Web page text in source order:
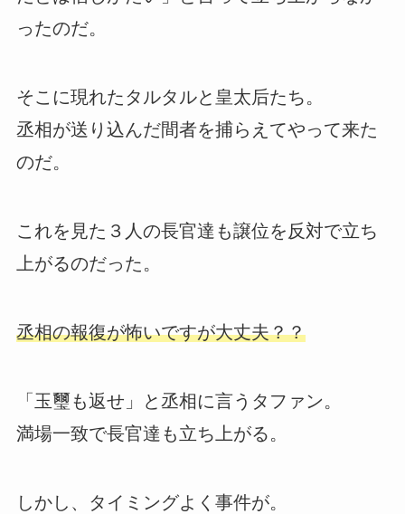
ったのだ。
そこに現れたタルタルと皇太后たち。
丞相が送り込んだ間者を捕らえてやって来た
のだ。
これを見た３人の長官達も譲位を反対で立ち
上がるのだった。
丞相の報復が怖いですが大丈夫？？
「玉璽も返せ」と丞相に言うタファン。
満場一致で長官達も立ち上がる。
しかし、タイミングよく事件が。